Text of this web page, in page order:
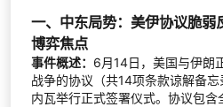
一、中东局势：美伊协议脆弱
博弈焦点
事件概述： 6月14日，美国与伊朗
战争的协议（共14项条款谅解备
内瓦举行正式签署仪式。协议包